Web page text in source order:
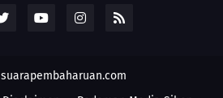
suarapembaharuan.com